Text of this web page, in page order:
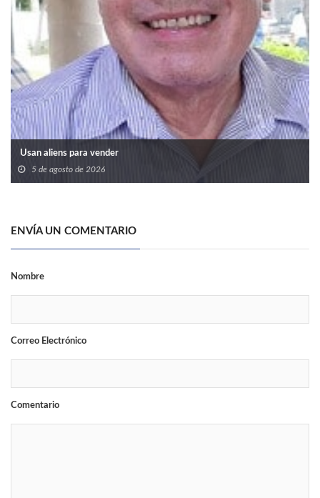
Usan aliens para vender
5 de agosto de 2026
ENVÍA UN COMENTARIO
Nombre
Correo Electrónico
Comentario